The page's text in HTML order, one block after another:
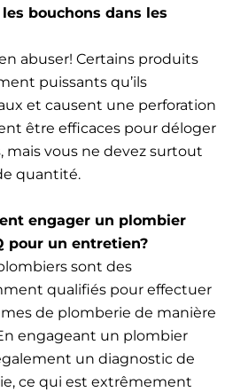
bouchons dans les
abuser! Certains produits
puissants qu’ils
et causent une perforation
être efficaces pour déloger
mais vous ne devez surtout
quantité.
engager un plombier
pour un entretien?
sont des
qualifiés pour effectuer
de plomberie de manière
engageant un plombier
un diagnostic de
ce qui est extrêmement